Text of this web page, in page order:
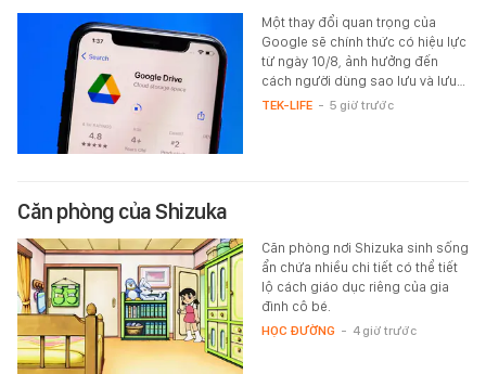
Một thay đổi quan trọng của
Google sẽ chính thức có hiệu lực
từ ngày 10/8, ảnh hưởng đến
cách người dùng sao lưu và lưu…
TEK-LIFE - 5 giờ trước
Căn phòng của Shizuka
Căn phòng nơi Shizuka sinh sống
ẩn chứa nhiều chi tiết có thể tiết
lộ cách giáo dục riêng của gia
đình cô bé.
HỌC ĐƯỜNG - 4 giờ trước